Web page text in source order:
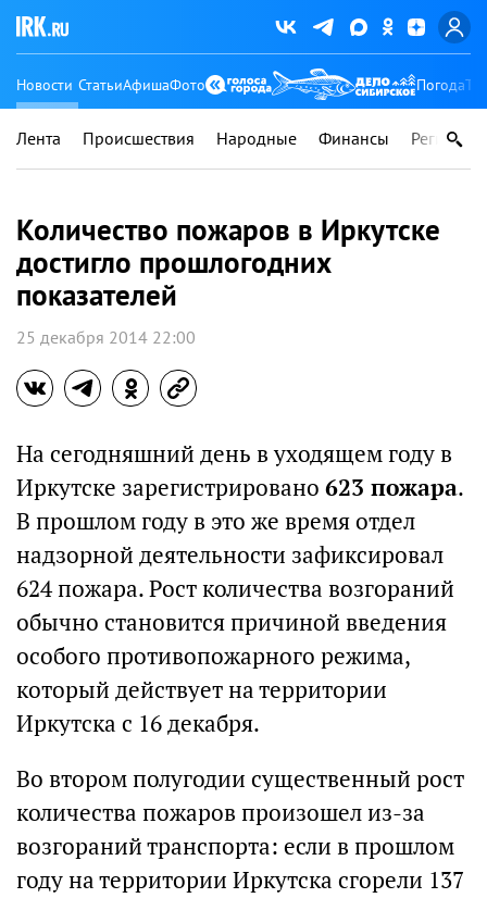
Новости СтатьиАфишаФото Погода
Лента Происшествия Народные Финансы Регионы
Количество пожаров в Иркутске
достигло прошлогодних
показателей
25 декабря 2014 22:00
На сегодняшний день в уходящем году в
Иркутске зарегистрировано 623 пожара.
В прошлом году в это же время отдел
надзорной деятельности зафиксировал
624 пожара. Рост количества возгораний
обычно становится причиной введения
особого противопожарного режима,
который действует на территории
Иркутска с 16 декабря.
Во втором полугодии существенный рост
количества пожаров произошел из-за
возгораний транспорта: если в прошлом
году на территории Иркутска сгорели 137